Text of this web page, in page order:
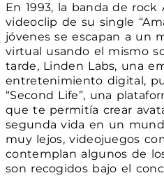
En 1993, la banda de rock
videoclip de su single
jóvenes se escapan a un
virtual usando el mismo
tarde, Linden Labs, una
entretenimiento digital,
“Second Life”, una
que te permitía crear
segunda vida en un
muy lejos, videojuegos
contemplan algunos de
son recogidos bajo el